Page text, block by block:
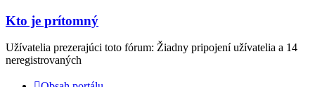
Kto je prítomný
Užívatelia prezerajúci toto fórum: Žiadny pripojení užívatelia a 14
neregistrovaných